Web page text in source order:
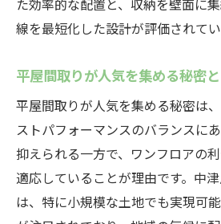
た効率的な配置と、収納を壁面に
線を最短化した設計が評価されてい
平屋間取りが人気を集める秘密
平屋間取りが人気を集める秘密は
ストパフォーマンスのバランスに
抑えられる一方で、ワンフロアの
適応していることが理由です。中
は、特に小規模な土地でも実現可